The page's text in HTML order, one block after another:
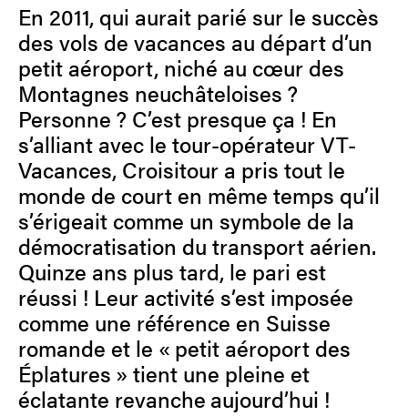
En 2011, qui aurait parié sur le succès
des vols de vacances au départ d’un
petit aéroport, niché au cœur des
Montagnes neuchâteloises ?
Personne ? C’est presque ça ! En
s’alliant avec le tour-opérateur VT-
Vacances, Croisitour a pris tout le
monde de court en même temps qu’il
s’érigeait comme un symbole de la
démocratisation du transport aérien.
Quinze ans plus tard, le pari est
réussi ! Leur activité s’est imposée
comme une référence en Suisse
romande et le « petit aéroport des
Éplatures » tient une pleine et
éclatante revanche aujourd’hui !